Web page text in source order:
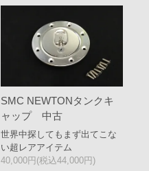
SMC NEWTONタンクキ
ャップ 中古
世界中探してもまず出てこな
い超レアアイテム
40,000円(税込44,000円)